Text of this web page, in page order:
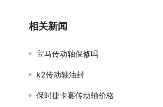
相关新闻
宝马传动轴保修吗
k2传动轴油封
保时捷卡宴传动轴价格